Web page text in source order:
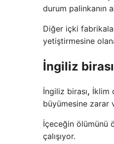
durum palinkanın
Diğer içki
yetiştirmesine
İngiliz
İngiliz birası, İklim
büyümesine zarar
İçeceğin ölümünü
çalışıyor.